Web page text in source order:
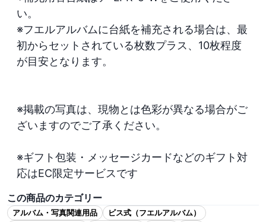
い。
※フエルアルバムに台紙を補充される場合は、最
初からセットされている枚数プラス、10枚程度
が目安となります。
※掲載の写真は、現物とは色彩が異なる場合がご
ざいますのでご了承ください。
※ギフト包装・メッセージカードなどのギフト対
応はEC限定サービスです
この商品のカテゴリー
アルバム・写真関連用品
ビス式（フエルアルバム）